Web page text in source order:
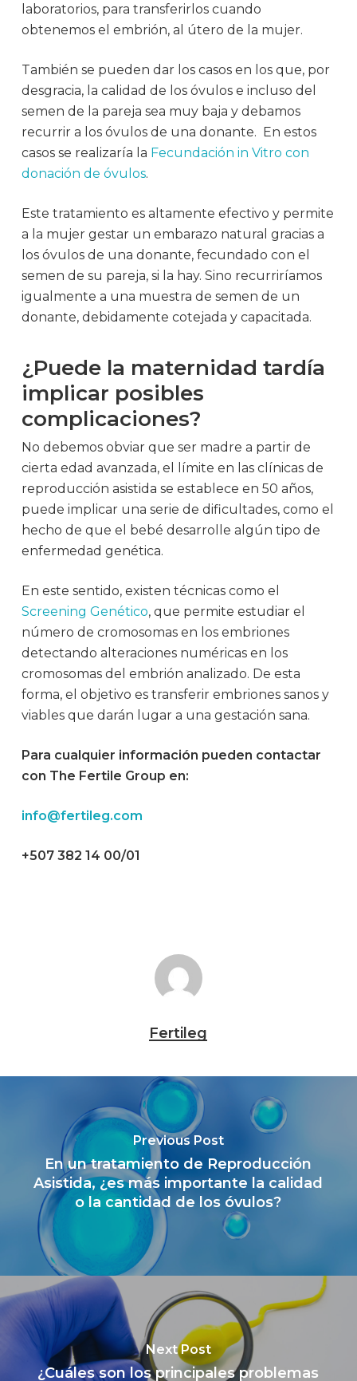
laboratorios, para transferirlos cuando
obtenemos el embrión, al útero de la mujer.
También se pueden dar los casos en los que, por
desgracia, la calidad de los óvulos e incluso del
semen de la pareja sea muy baja y debamos
recurrir a los óvulos de una donante. En estos
casos se realizaría la Fecundación in Vitro con
donación de óvulos.
Este tratamiento es altamente efectivo y permite
a la mujer gestar un embarazo natural gracias a
los óvulos de una donante, fecundado con el
semen de su pareja, si la hay. Sino recurriríamos
igualmente a una muestra de semen de un
donante, debidamente cotejada y capacitada.
¿Puede la maternidad tardía
implicar posibles
complicaciones?
No debemos obviar que ser madre a partir de
cierta edad avanzada, el límite en las clínicas de
reproducción asistida se establece en 50 años,
puede implicar una serie de dificultades, como el
hecho de que el bebé desarrolle algún tipo de
enfermedad genética.
En este sentido, existen técnicas como el
Screening Genético, que permite estudiar el
número de cromosomas en los embriones
detectando alteraciones numéricas en los
cromosomas del embrión analizado. De esta
forma, el objetivo es transferir embriones sanos y
viables que darán lugar a una gestación sana.
Para cualquier información pueden contactar
con The Fertile Group en:
info@fertileg.com
+507 382 14 00/01
Fertileg
Previous Post
En un tratamiento de Reproducción
Asistida, ¿es más importante la calidad
o la cantidad de los óvulos?
Next Post
¿Cuáles son los principales problemas